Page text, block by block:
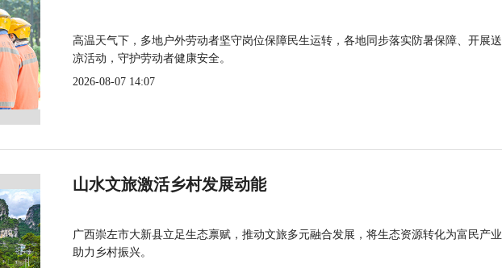
高温天气下，多地户外劳动者坚守岗位保障民生运转，各地同步落实防暑保障、开展
凉活动，守护劳动者健康安全。
2026-08-07 14:07
山水文旅激活乡村发展动能
广西崇左市大新县立足生态禀赋，推动文旅多元融合发展，将生态资源转化为富民产
助力乡村振兴。